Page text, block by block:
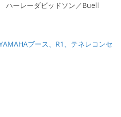
ーレーダビッドソン／Buell
ブース、R1、テネレコンセ